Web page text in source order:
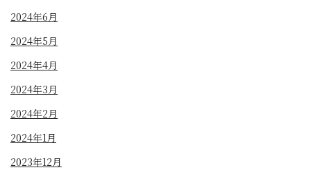
2024年6月
2024年5月
2024年4月
2024年3月
2024年2月
2024年1月
2023年12月